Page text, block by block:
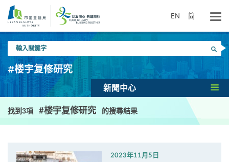
要
EN 简
入
關
鍵
搜尋
#楼宇复修研究
新聞中心
找到3項 #楼宇复修研究 的搜尋結果
2023年11月5日